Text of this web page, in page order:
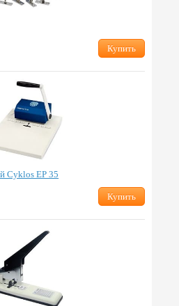
Купить
Cyklos EP 35
Купить